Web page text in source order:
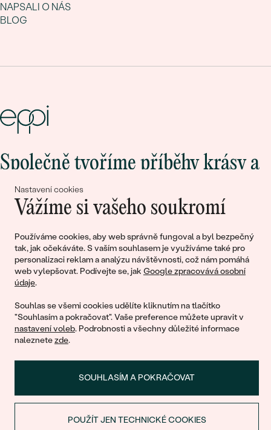
Nastavení cookies
Vážíme si vašeho soukromí
Používáme cookies, aby web správně fungoval a byl bezpečný
tak, jak očekáváte. S vaším souhlasem je využíváme také pro
personalizaci reklam a analýzu návštěvnosti, což nám pomáhá
web vylepšovat. Podívejte se, jak Google zpracovává osobní
údaje.
Souhlas se všemi cookies udělíte kliknutím na tlačítko
"Souhlasím a pokračovat". Vaše preference můžete upravit v
nastavení voleb. Podrobnosti a všechny důležité informace
naleznetezde.
SOUHLASÍM A POKRAČOVAT
POUŽÍT JEN TECHNICKÉ COOKIES
NAPSALI O NÁS
BLOG
Společně tvoříme příběhy krásy a
lásky
© 2011 - 2026, Eppi.cz